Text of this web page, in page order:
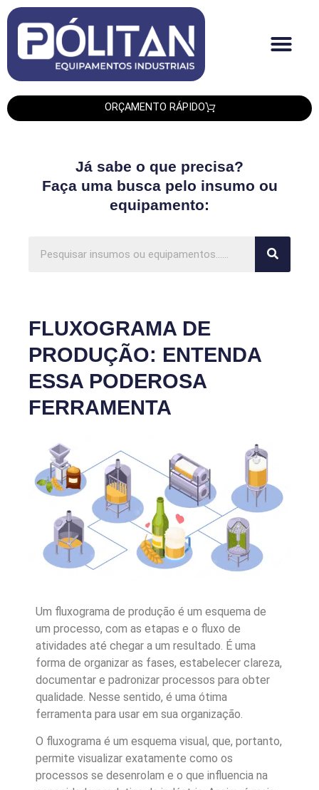
ORÇAMENTO RÁPIDO
Já sabe o que precisa?
Faça uma busca pelo insumo ou
equipamento:
FLUXOGRAMA DE
PRODUÇÃO: ENTENDA
ESSA PODEROSA
FERRAMENTA
Um fluxograma de produção é um esquema de
um processo, com as etapas e o fluxo de
atividades até chegar a um resultado. É uma
forma de organizar as fases, estabelecer clareza,
documentar e padronizar processos para obter
qualidade. Nesse sentido, é uma ótima
ferramenta para usar em sua organização.
O fluxograma é um esquema visual, que, portanto,
permite visualizar exatamente como os
processos se desenrolam e o que influencia na